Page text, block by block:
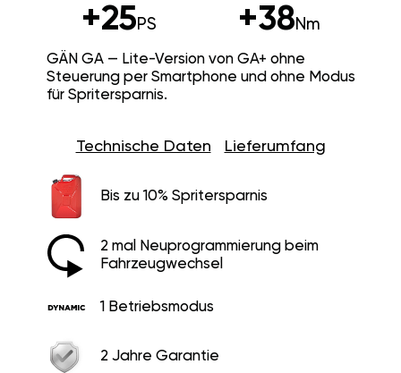
+25PS +38Nm
GÄN GA — Lite-Version von GA+ ohne
Steuerung per Smartphone und ohne Modus
für Spritersparnis.
Technische Daten Lieferumfang
Bis zu 10% Spritersparnis
2 mal Neuprogrammierung beim
Fahrzeugwechsel
1 Betriebsmodus
2 Jahre Garantie